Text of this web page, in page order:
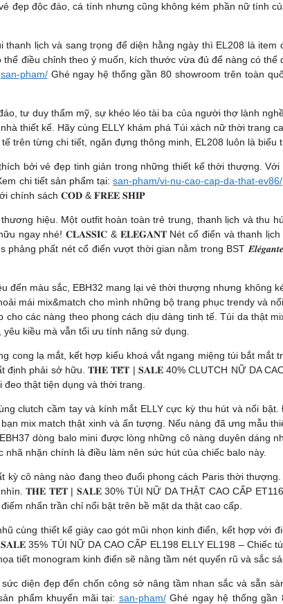
đẹp độc đáo, cá tính nhưng cũng không kém phần nữ tính
lịch và sang trọng để diện hằng ngày thì EL208 là item
điều chỉnh theo ý muốn, kích thước vừa đủ để nàng có thể
san-pham/Ghé ngay hệ thống gần 80 showroom trên toàn
tư duy thẩm mỹ, sự khéo léo tài ba của người thợ lành
thiết kế. Hãy cùng ELLY khám phá Túi xách nữ thời trang
trên từng chi tiết, ngăn đựng thông minh, EL208 luôn là biểu
bởi vẻ đẹp tinh giản trong những thiết kế thời thượng.
chi tiết sản phẩm tại:san-pham/vi-nu-cao-cap-da-that-ev86/
chính sách 𝐂𝐎𝐃 & 𝐅𝐑𝐄𝐄 𝐒𝐇𝐈𝐏
hiệu. Một outfit hoàn toàn trẻ trung, thanh lịch và thu
ngay nhé! 𝐂𝐋𝐀𝐒𝐒𝐈𝐂 & 𝐄𝐋𝐄𝐆𝐀𝐍𝐓 Nét cổ điển và thanh
phất nét cổ điển vượt thời gian nằm trong BST
màu sắc, EBH32 mang lại vẻ thời thượng nhưng không
mái mix&match cho mình những bộ trang phục trendy và
các nàng theo phong cách dịu dàng tinh tế. Túi da thật
kiều mà vẫn tối ưu tính năng sử dụng.
lạ mắt, kết hợp kiểu khoá vắt ngang miệng túi bắt mắt
phải sở hữu. 𝐓𝐇𝐄 𝐓𝐄̂́𝐓 | 𝐒𝐀𝐋𝐄 40% CLUTCH NỮ DA
thật tiện dụng và thời trang.
clutch cầm tay và kính mắt ELLY cực kỳ thu hút và nổi
mix match thật xinh và ấn tượng. Nếu nàng đã ưng mẫu
dòng balo mini được lòng những cô nàng duyên dáng
nhặn chính là điều làm nên sức hút của chiếc balo này.
cô nàng nào đang theo đuổi phong cách Paris thời
𝐓𝐇𝐄 𝐓𝐄̂́𝐓 | 𝐒𝐀𝐋𝐄 30% TÚI NỮ DA THẬT CAO CẤP
nhấn trần chỉ nổi bật trên bề mặt da thật cao cấp.
cùng thiết kế giày cao gót mũi nhọn kinh điển, kết hợp với
35% TÚI NỮ DA CAO CẤP EL198 ELLY EL198 – Chiếc
tiết monogram kinh điển sẽ nâng tầm nét quyến rũ và sắc
diện đẹp đến chốn công sở nâng tầm nhan sắc và sẵn
phẩm khuyến mãi tại: san-pham/Ghé ngay hệ thống gần